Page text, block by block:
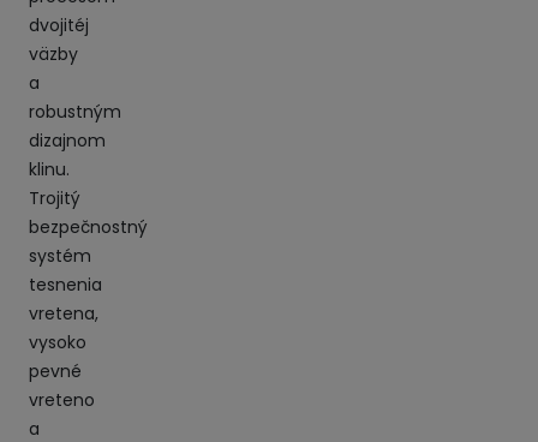
dvojitéj
väzby
a
robustným
dizajnom
klinu.
Trojitý
bezpečnostný
systém
tesnenia
vretena,
vysoko
pevné
vreteno
a